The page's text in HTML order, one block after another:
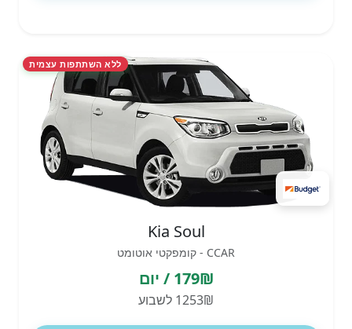
ללא השתתפות עצמית
Kia Soul
CCAR - קומפקטי אוטומט
179₪ / יום
1253₪ לשבוע